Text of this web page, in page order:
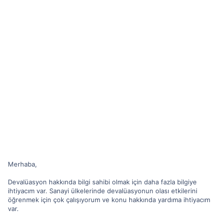
Merhaba,
Devalüasyon hakkında bilgi sahibi olmak için daha fazla bilgiye
ihtiyacım var. Sanayi ülkelerinde devalüasyonun olası etkilerini
öğrenmek için çok çalışıyorum ve konu hakkında yardıma ihtiyacım
var.